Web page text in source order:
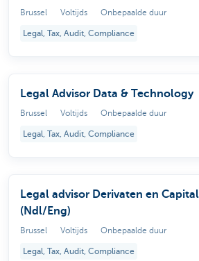
Brussel Voltijds Onbepaalde duur
Legal, Tax, Audit, Compliance
Legal Advisor Data & Technology
Brussel Voltijds Onbepaalde duur
Legal, Tax, Audit, Compliance
Legal advisor Derivaten en
(Ndl/Eng)
Brussel Voltijds Onbepaalde duur
Legal, Tax, Audit, Compliance